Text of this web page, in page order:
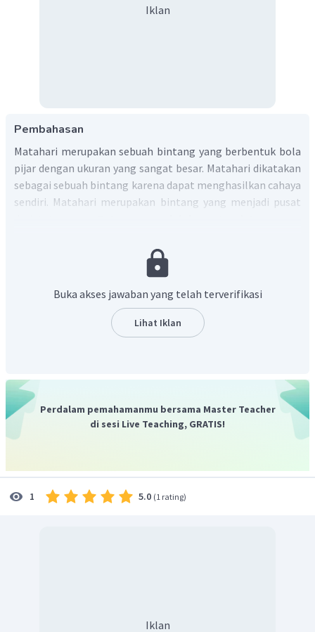
Iklan
Pembahasan
Matahari merupakan sebuah bintang yang berbentuk bola
pijar dengan ukuran yang sangat besar. Matahari dikatakan
sebagai sebuah bintang karena dapat menghasilkan cahaya
sendiri. Matahari merupakan bintang yang menjadi pusat
berputar mengelilingi matahari sebagai pusatnya.
Adapun benda-benda langit yang mengelilinginya
dan meteoroid.
Jadi, jawaban yang tepat adalah D.
Buka akses jawaban yang telah terverifikasi
Lihat Iklan
Perdalam pemahamanmu bersama Master Teacher
di sesi Live Teaching, GRATIS!
1 5.0 (1 rating)
Iklan